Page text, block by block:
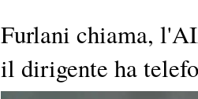
Furlani chiama,
il dirigente ha